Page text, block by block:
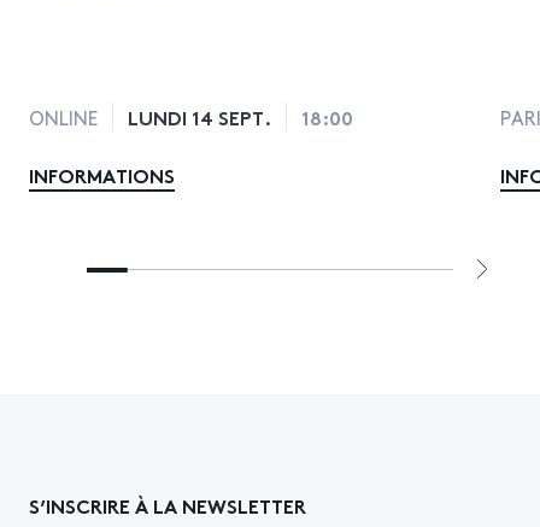
ONLINE LUNDI 14 SEPT. 18:00
INFORMATIONS
S’INSCRIRE À LA NEWSLETTER